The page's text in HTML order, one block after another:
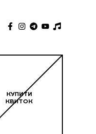
КУПИТИ
КВИТОК